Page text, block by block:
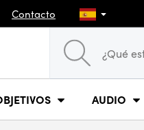
Contacto
AUDIO